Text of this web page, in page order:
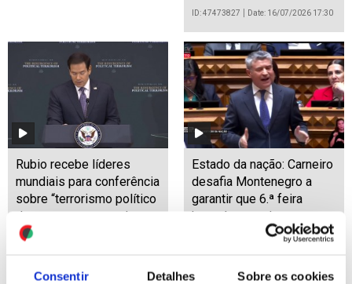
Consentir Detalhes Sobre os cookies
ID: 47473827 Date: 16/07/2026 17:30
Rubio recebe líderes
mundiais para conferência
sobre “terrorismo político
de extrema-esquerda
Estado da nação: Carneiro
desafia Montenegro a
garantir que 6.ª feira
haverá notas dos exames
Date: 16/07/2026 17:13